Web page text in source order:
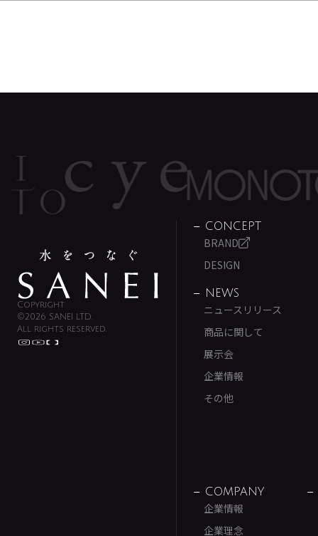
Copyright
©2026 SANEI LTD.
All rights reserved.
CONCEPT
BRAND
DESIGN
NEWS
ニュースリリース
商品に関して
展示会
企業情報
その他
COMPANY
企業情報
企業理念